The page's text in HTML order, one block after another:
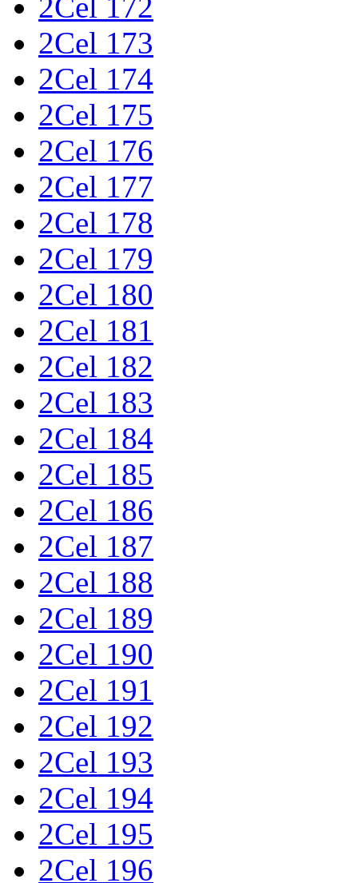
2Cel 173
2Cel 174
2Cel 175
2Cel 176
2Cel 177
2Cel 178
2Cel 179
2Cel 180
2Cel 181
2Cel 182
2Cel 183
2Cel 184
2Cel 185
2Cel 186
2Cel 187
2Cel 188
2Cel 189
2Cel 190
2Cel 191
2Cel 192
2Cel 193
2Cel 194
2Cel 195
2Cel 196